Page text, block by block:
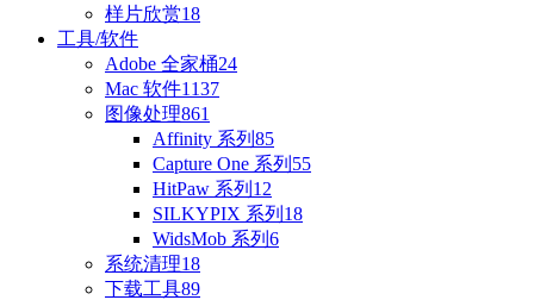
样片欣赏18
工具/软件
Adobe 全家桶24
Mac 软件1137
图像处理861
Affinity 系列 85
Capture One 系列 55
HitPaw 系列 12
SILKYPIX 系列 18
WidsMob 系列 6
系统清理18
下载工具89